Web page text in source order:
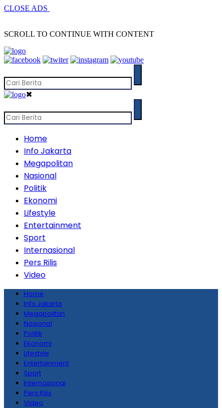
CLOSE ADS
SCROLL TO CONTINUE WITH CONTENT
✖
Home
Info Jakarta
Megapolitan
Nasional
Politik
Ekonomi
Lifestyle
Entertainment
Sport
Internasional
Pers Rilis
Video
Home
Info Jakarta
Megapolitan
Nasional
Politik
Ekonomi
Lifestyle
Entertainment
Sport
Internasional
Pers Rilis
Video